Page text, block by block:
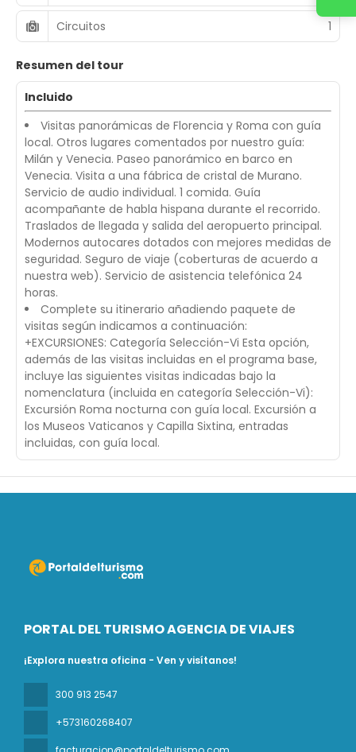
Circuitos 1
Resumen del tour
Incluido
Visitas panorámicas de Florencia y Roma con guía
local. Otros lugares comentados por nuestro guía:
Milán y Venecia. Paseo panorámico en barco en
Venecia. Visita a una fábrica de cristal de Murano.
Servicio de audio individual. 1 comida. Guía
acompañante de habla hispana durante el recorrido.
Traslados de llegada y salida del aeropuerto principal.
Modernos autocares dotados con mejores medidas de
seguridad. Seguro de viaje (coberturas de acuerdo a
nuestra web). Servicio de asistencia telefónica 24
horas.
Complete su itinerario añadiendo paquete de
visitas según indicamos a continuación:
+EXCURSIONES: Categoría Selección-Vi Esta opción,
además de las visitas incluidas en el programa base,
incluye las siguientes visitas indicadas bajo la
nomenclatura (incluida en categoría Selección-Vi):
Excursión Roma nocturna con guía local. Excursión a
los Museos Vaticanos y Capilla Sixtina, entradas
incluidas, con guía local.
PORTAL DEL TURISMO AGENCIA DE VIAJES
¡Explora nuestra oficina - Ven y visítanos!
300 913 2547
+573160268407